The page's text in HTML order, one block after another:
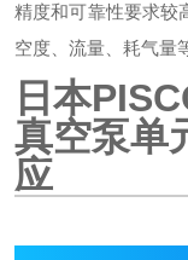
精度和可靠性要求较
空度、流量、耗气量
日本
真空泵单
应